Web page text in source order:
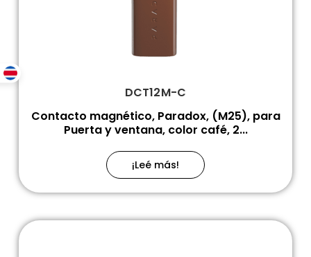
DCT12M-C
Contacto magnético, Paradox, (M25), para
Puerta y ventana, color café, 2...
¡Leé más!